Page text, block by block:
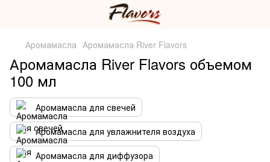
Аромамасла Аромамасла River Flavors
Аромамасла River Flavors объемом
100 мл
Аромамасла для свечей
Аромамасла для увлажнителя воздуха
Аромамасла для диффузора